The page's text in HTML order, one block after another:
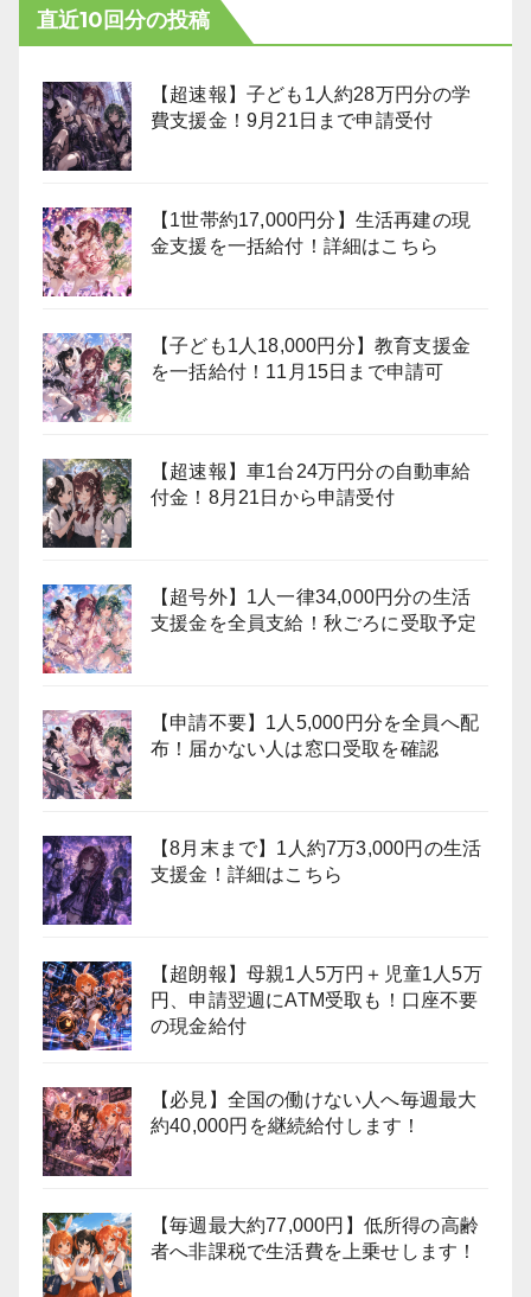
直近10回分の投稿
【超速報】子ども1人約28万円分の学
費支援金！9月21日まで申請受付
【1世帯約17,000円分】生活再建の現
金支援を一括給付！詳細はこちら
【子ども1人18,000円分】教育支援金
を一括給付！11月15日まで申請可
【超速報】車1台24万円分の自動車給
付金！8月21日から申請受付
【超号外】1人一律34,000円分の生活
支援金を全員支給！秋ごろに受取予定
【申請不要】1人5,000円分を全員へ配
布！届かない人は窓口受取を確認
【8月末まで】1人約7万3,000円の生活
支援金！詳細はこちら
【超朗報】母親1人5万円＋児童1人5万
円、申請翌週にATM受取も！口座不要
の現金給付
【必見】全国の働けない人へ毎週最大
約40,000円を継続給付します！
【毎週最大約77,000円】低所得の高齢
者へ非課税で生活費を上乗せします！